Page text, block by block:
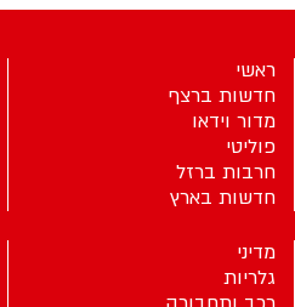
ראשי
חדשות ברצף
מדור וידאו
פוליטי
חרבות ברזל
חדשות בארץ
מדיני
גלריות